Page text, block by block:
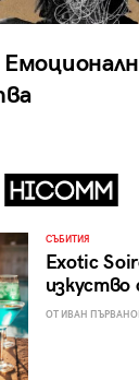
СЪБИТИЯ
Exotic
изкуство
ОТ ИВАН